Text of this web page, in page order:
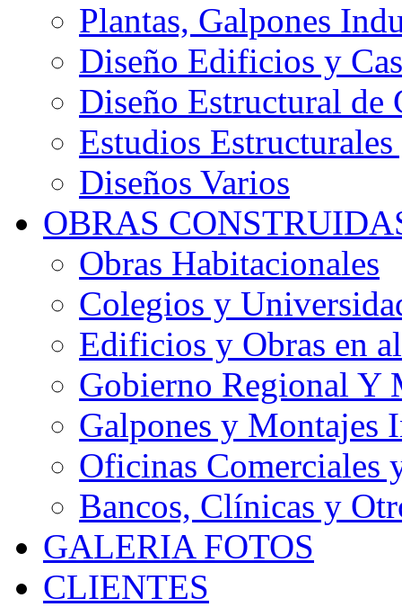
Plantas, Galpones
Diseño Edificios y
Diseño Estructural de
Estudios
Diseños Varios
OBRAS
Obras Habitacionales
Colegios y
Edificios y Obras en
Gobierno Regional Y
Galpones y Montajes
Oficinas Comerciales
Bancos, Clínicas y
GALERIA FOTOS
CLIENTES